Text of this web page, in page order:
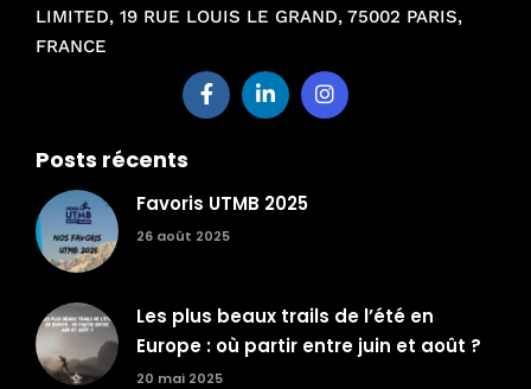
LIMITED, 19 RUE LOUIS LE GRAND, 75002 PARIS,
FRANCE
Posts récents
Favoris UTMB 2025
26 août 2025
Les plus beaux trails de l’été en
Europe : où partir entre juin et août ?
20 mai 2025